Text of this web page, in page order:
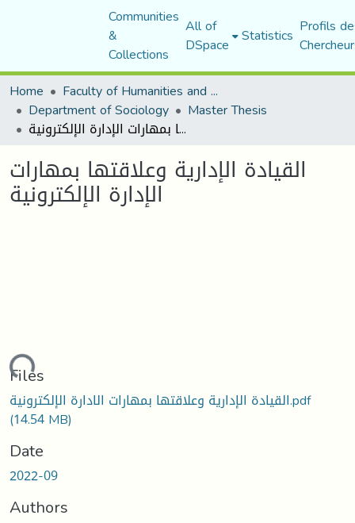
Communities
&
Collections
All of
DSpace Statistics Profils
Home
Faculty of Humanities and Social Sciences
Department of Sociology Master Thesis
القيادة الإدارية وعلاقتها بمهارات الإدارة الإلكترونية
القيادة الإدارية وعلاقتها بمهارات
الإدارة الإلكترونية
Files
القيادة الإدارية وعلاقتها بمهارات الادارة الإلكترونية.pdf
(14.54 MB)
Date
2022-09
Authors